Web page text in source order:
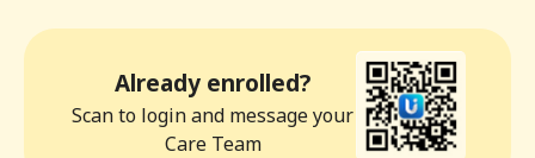
Already enrolled?
Scan to login and message your
Care Team